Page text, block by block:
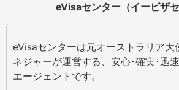
eVisaセンター（イービザセ
eVisaセンターは元オーストラリア大
ネジャーが運営する、安心･確実･迅
エージェントです。